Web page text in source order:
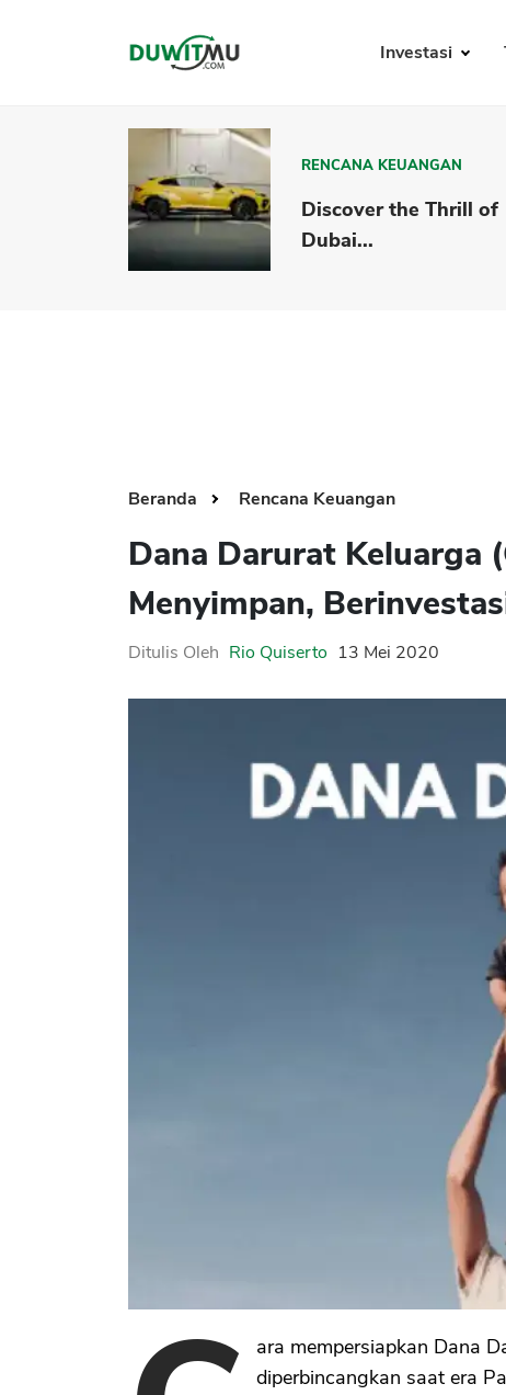
Investasi
RENCANA KEUANGAN
Discover the Thrill of
Dubai...
Beranda Rencana Keuangan
Dana Darurat Keluarga
Menyimpan,
Ditulis Oleh Rio Quiserto 13 Mei 2020
ara mempersiapkan Dana
diperbincangkan saat era